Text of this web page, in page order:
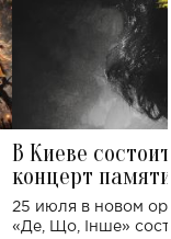
В Киеве
концерт
Клименко:
исполнят песни
25 июля в новом
«Де, Що, Інше»